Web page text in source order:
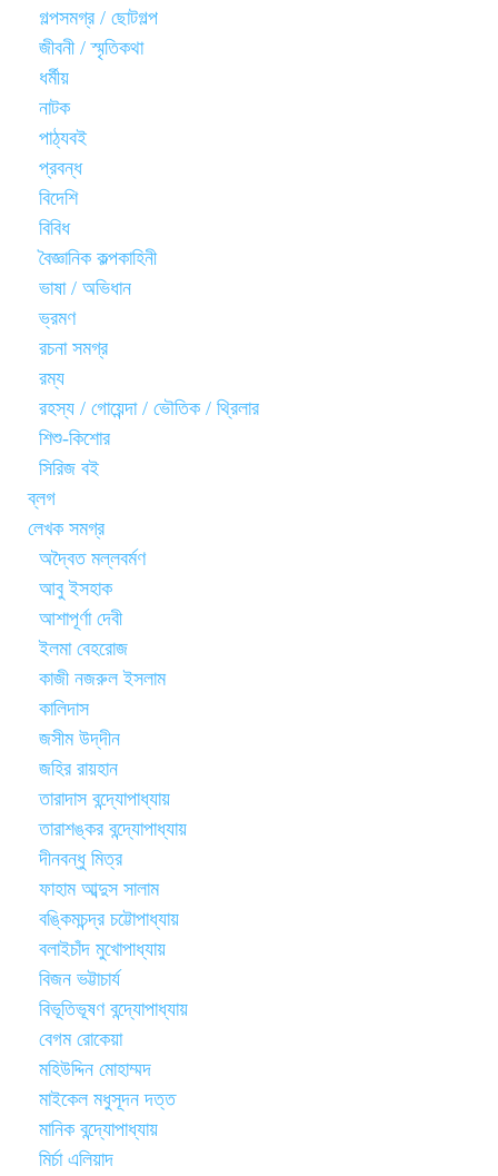
গল্পসমগ্র / ছোটগল্প
জীবনী / স্মৃতিকথা
ধর্মীয়
নাটক
পাঠ্যবই
প্রবন্ধ
বিদেশি
বিবিধ
বৈজ্ঞানিক কল্পকাহিনী
ভাষা / অভিধান
ভ্রমণ
রচনা সমগ্র
রম্য
রহস্য / গোয়েন্দা / ভৌতিক / থ্রিলার
শিশু-কিশোর
সিরিজ বই
ব্লগ
লেখক সমগ্র
অদ্বৈত মল্লবর্মণ
আবু ইসহাক
আশাপূর্ণা দেবী
ইলমা বেহরোজ
কাজী নজরুল ইসলাম
কালিদাস
জসীম উদ্‌দীন
জহির রায়হান
তারাদাস বন্দ্যোপাধ্যায়
তারাশঙ্কর বন্দ্যোপাধ্যায়
দীনবন্ধু মিত্র
ফাহাম আব্দুস সালাম
বঙ্কিমচন্দ্র চট্টোপাধ্যায়
বলাইচাঁদ মুখোপাধ্যায়
বিজন ভট্টাচার্য
বিভূতিভূষণ বন্দ্যোপাধ্যায়
বেগম রোকেয়া
মহিউদ্দিন মোহাম্মদ
মাইকেল মধুসূদন দত্ত
মানিক বন্দ্যোপাধ্যায়
মির্চা এলিয়াদ